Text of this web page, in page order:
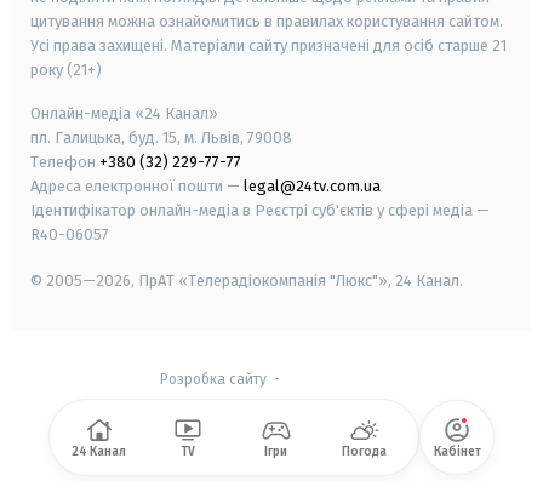
цитування можна ознайомитись в правилах користування сайтом.
Усі права захищені. Матеріали сайту призначені для осіб старше 21
року (21+)
Онлайн-медіа «24 Канал»
пл. Галицька, буд. 15, м. Львів, 79008
Телефон +380 (32) 229-77-77
Адреса електронної пошти — legal@24tv.com.ua
Ідентифікатор онлайн-медіа в Реєстрі суб'єктів у сфері медіа —
R40-06057
© 2005—2026, ПрАТ «Телерадіокомпанія "Люкс"», 24 Канал.
Розробка сайту-
24 Канал TV Ігри Погода Кабінет